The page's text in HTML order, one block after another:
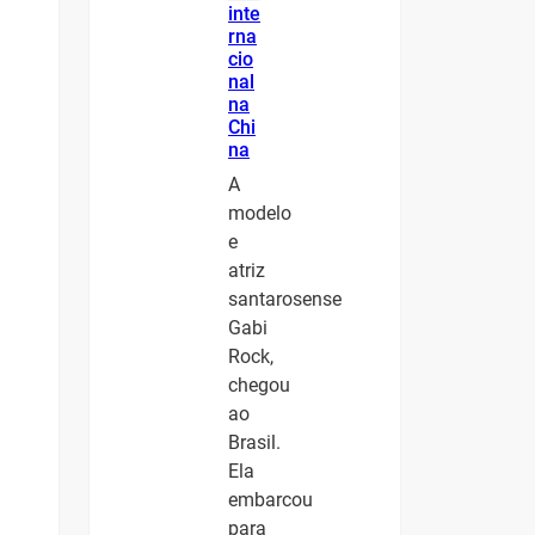
inte
rna
cio
nal
na
Chi
na
A
modelo
e
atriz
santarosense
Gabi
Rock,
chegou
ao
Brasil.
Ela
embarcou
para